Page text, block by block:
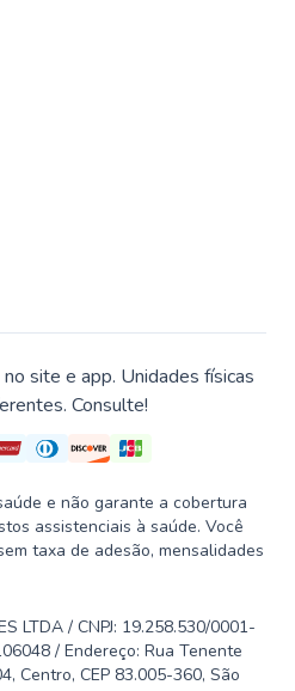
site e app. Unidades físicas
Consulte!
e não garante a cobertura
assistenciais à saúde. Você
taxa de adesão, mensalidades
LTDA / CNPJ: 19.258.530/0001-
/ Endereço: Rua Tenente
Centro, CEP 83.005-360, São